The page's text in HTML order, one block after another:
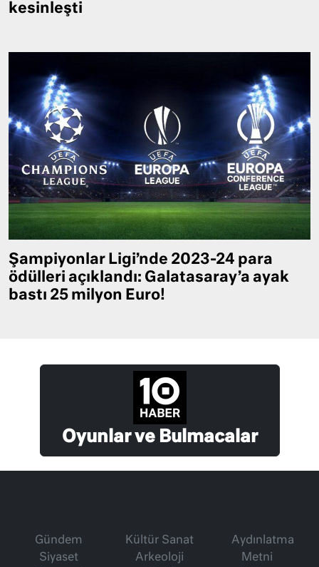
kesinleşti
Şampiyonlar Ligi’nde 2023-24 para
ödülleri açıklandı: Galatasaray’a ayak
bastı 25 milyon Euro!
Oyunlar ve Bulmacalar
Gündem
Siyaset
Kültür Sanat
Arkeoloji
Aydınlatma
Metni